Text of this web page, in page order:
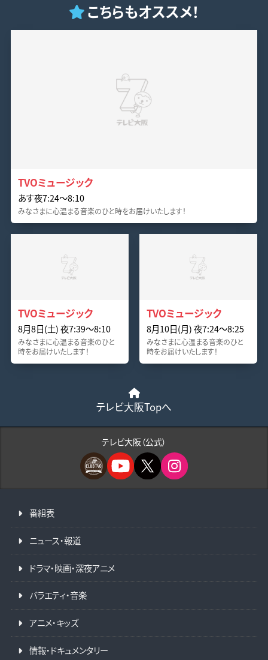
こちらもオススメ！
TVOミュージック
あす夜7:24〜8:10
みなさまに心温まる音楽のひと時をお届けいたします！
TVOミュージック
8月8日(土) 夜7:39〜8:10
みなさまに心温まる音楽のひと
時をお届けいたします！
TVOミュージック
8月10日(月) 夜7:24〜8:25
みなさまに心温まる音楽のひと
時をお届けいたします！
テレビ大阪Topへ
テレビ大阪（公式）
番組表
ニュース・報道
ドラマ・映画・深夜アニメ
バラエティ・音楽
アニメ・キッズ
情報・ドキュメンタリー